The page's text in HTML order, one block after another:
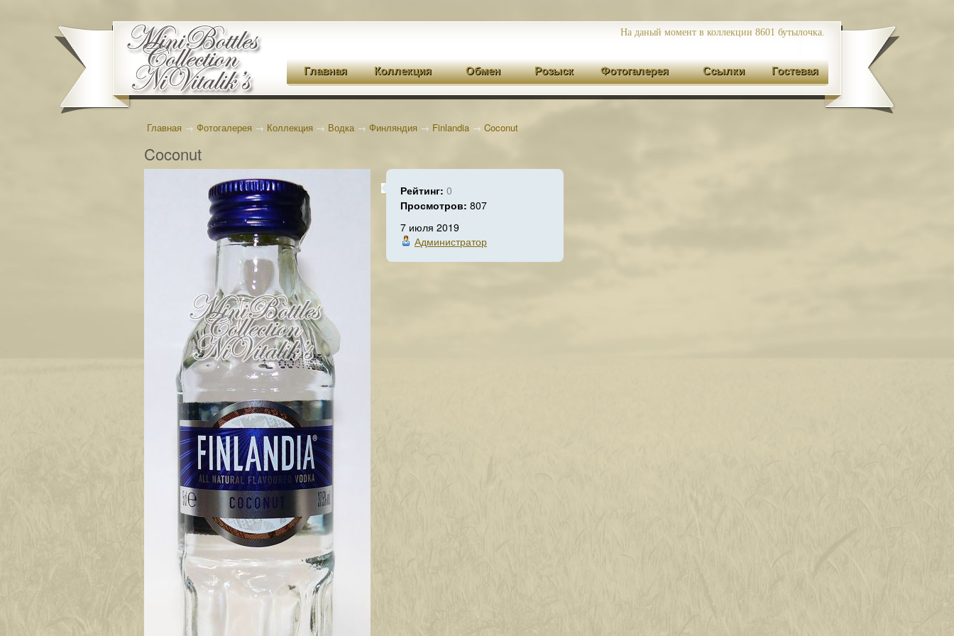
На даный момент в коллекции 8601 бутылочка.
Главная Коллекция Обмен Розыск Фотогалерея Ссылки Гостевая
Главная → Фотогалерея → Коллекция → Водка→ Финляндия → Finlandia → Coconut
Coconut
Рейтинг: 0
Просмотров: 807
7 июля 2019
Администратор